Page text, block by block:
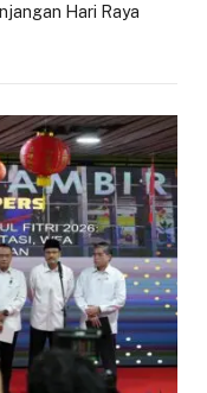
Hari Raya